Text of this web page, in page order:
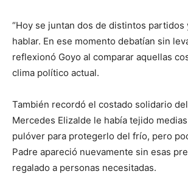
“Hoy se juntan dos de distintos partidos
hablar. En ese momento debatían sin
reflexionó Goyo al comparar aquellas
clima político actual.
También recordó el costado solidario
Mercedes Elizalde le había tejido
pulóver para protegerlo del frío, pero
Padre apareció nuevamente sin esas
regalado a personas necesitadas.